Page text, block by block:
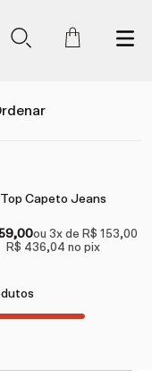
Top Capeto Jeans
ou 3x de R$ 153,00
R$ 436,04 no pix